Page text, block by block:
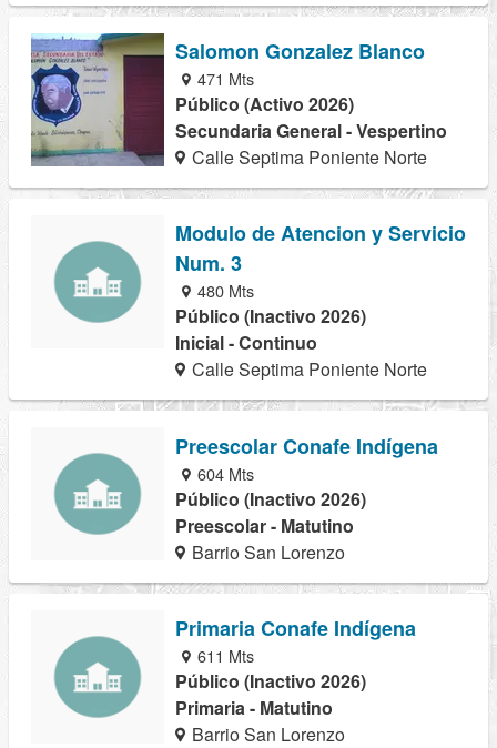
Salomon Gonzalez Blanco
471 Mts
Público (Activo 2026)
Secundaria General - Vespertino
Calle Septima Poniente Norte
Modulo de Atencion y Servicio
Num. 3
480 Mts
Público (Inactivo 2026)
Inicial - Continuo
Calle Septima Poniente Norte
Preescolar Conafe Indígena
604 Mts
Público (Inactivo 2026)
Preescolar - Matutino
Barrio San Lorenzo
Primaria Conafe Indígena
611 Mts
Público (Inactivo 2026)
Primaria - Matutino
Barrio San Lorenzo